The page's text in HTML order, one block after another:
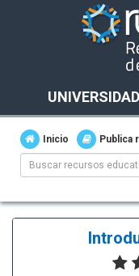
Inicio Publica